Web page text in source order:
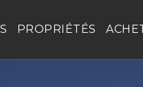
PROPRIÉTÉS